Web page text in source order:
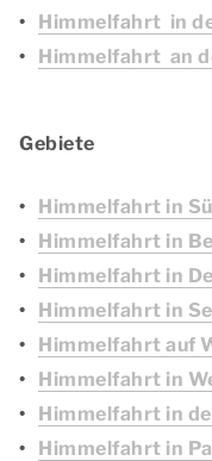
Himmelfahrt in
Himmelfahrt an
Gebiete
Himmelfahrt in
Himmelfahrt in
Himmelfahrt in
Himmelfahrt in
Himmelfahrt auf
Himmelfahrt in
Himmelfahrt in
Himmelfahrt in